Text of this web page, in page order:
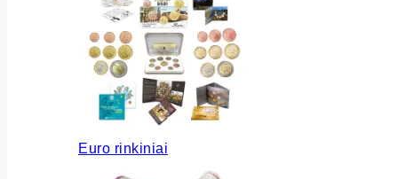
Euro rinkiniai